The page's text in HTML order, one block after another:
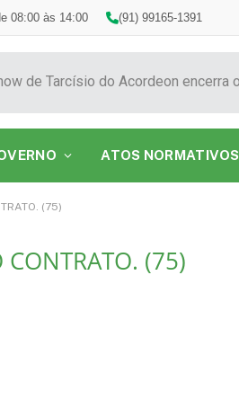
08:00 às 14:00 (91) 99165-1391
ATOS NORMATIVOS
(75)
CONTRATO. (75)